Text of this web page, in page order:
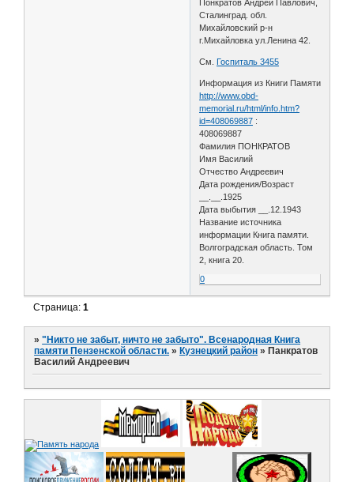
Понкратов Андрей Павлович,
Сталинград. обл.
Михайловский р-н
г.Михайловка ул.Ленина 42.
См. Госпиталь 3455
Информация из Книги Памяти
http://www.obd-
memorial.ru/html/info.htm?
id=408069887 :
408069887
Фамилия ПОНКРАТОВ
Имя Василий
Отчество Андреевич
Дата рождения/Возраст
__.__.1925
Дата выбытия __.12.1943
Название источника
информации Книга памяти.
Волгоградская область. Том
2, книга 20.
0
Страница:1
»"Никто не забыт, ничто не забыто". Всенародная Книга
памяти Пензенской области. » Кузнецкий район » Панкратов
Василий Андреевич